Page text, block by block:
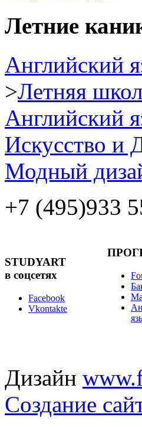
Летние
Английский
>Летняя
Английский
Искусство и
Модный
+7 (495)933
STUDYART
в соцсетях
Facebook
Vkontakte
Дизайн
Создание